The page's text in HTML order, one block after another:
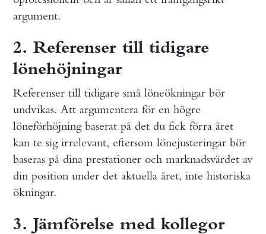
argument.
2. Referenser till tidigare
lönehöjningar
Referenser till tidigare små löneökningar bör
undvikas. Att argumentera för en högre
löneförhöjning baserat på det du fick förra året
kan te sig irrelevant, eftersom lönejusteringar bör
baseras på dina prestationer och marknadsvärdet av
din position under det aktuella året, inte historiska
ökningar.
3. Jämförelse med kollegor